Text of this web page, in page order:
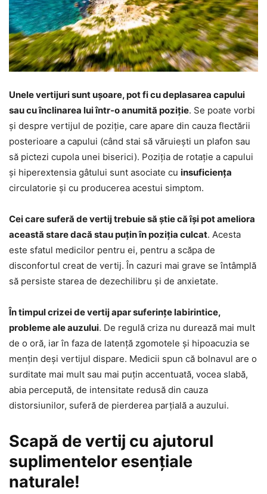
Unele vertijuri sunt ușoare, pot fi cu deplasarea capului
sau cu înclinarea lui într-o anumită poziție. Se poate vorbi
și despre vertijul de poziție, care apare din cauza flectării
posterioare a capului (când stai să văruiești un plafon sau
să pictezi cupola unei biserici). Poziția de rotație a capului
și hiperextensia gâtului sunt asociate cu insuficiența
circulatorie și cu producerea acestui simptom.
Cei care suferă de vertij trebuie să știe că își pot ameliora
această stare dacă stau puțin în poziția culcat. Acesta
este sfatul medicilor pentru ei, pentru a scăpa de
disconfortul creat de vertij. În cazuri mai grave se întâmplă
să persiste starea de dezechilibru și de anxietate.
În timpul crizei de vertij apar suferințe labirintice,
probleme ale auzului. De regulă criza nu durează mai mult
de o oră, iar în faza de latență zgomotele și hipoacuzia se
mențin deși vertijul dispare. Medicii spun că bolnavul are o
surditate mai mult sau mai puțin accentuată, vocea slabă,
abia percepută, de intensitate redusă din cauza
distorsiunilor, suferă de pierderea parțială a auzului.
Scapă de vertij cu ajutorul
suplimentelor esențiale
naturale!